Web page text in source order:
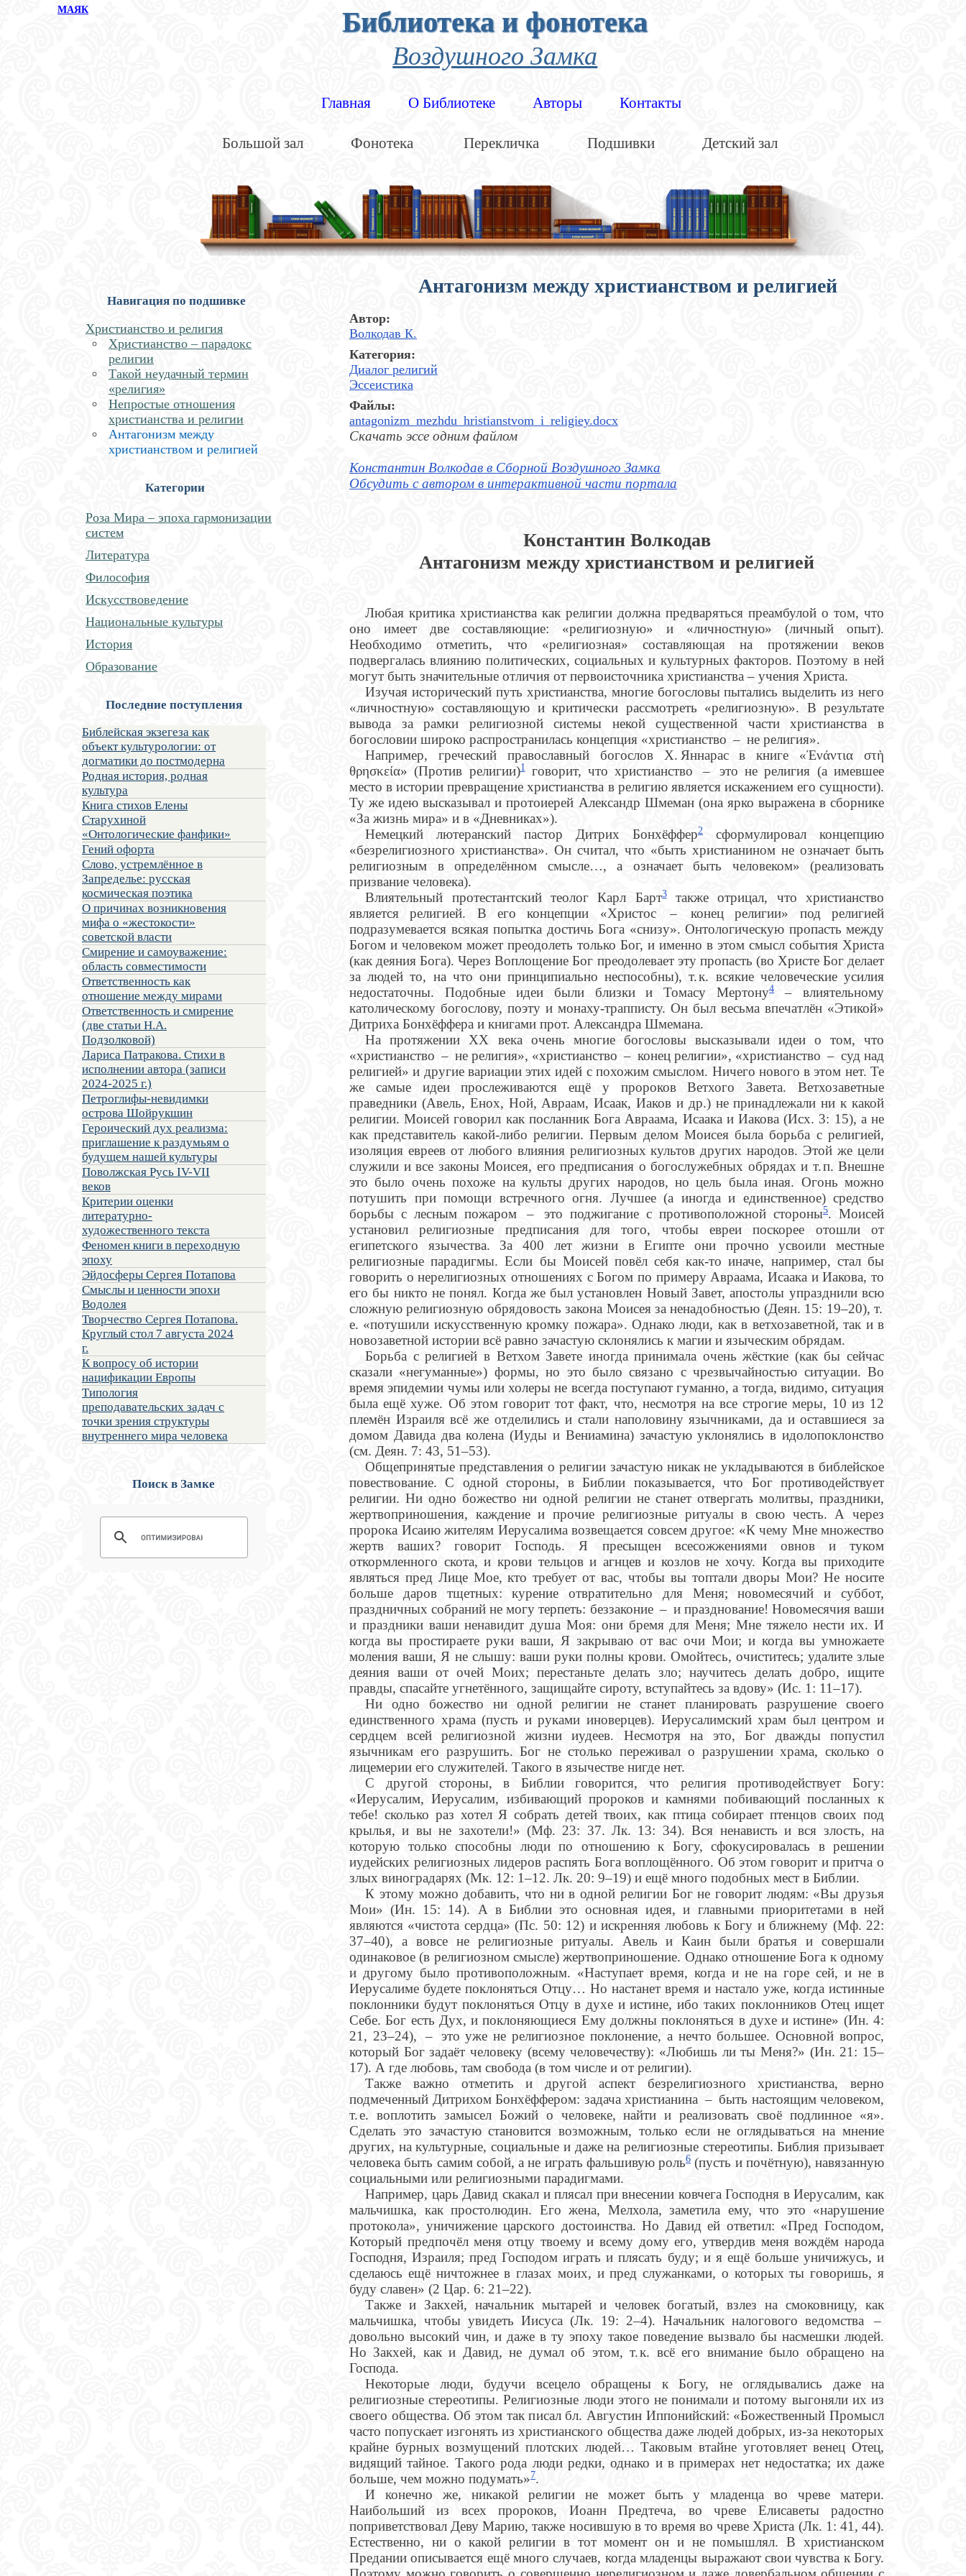
МАЯК Библиотека и фонотека
Воздушного Замка
Главная О Библиотеке Авторы Контакты
Большой зал Фонотека Перекличка Подшивки Детский зал
Навигация по подшивке
Христианство и религия
Христианство – парадокс
религии
Такой неудачный термин
«религия»
Непростые отношения
христианства и религии
Антагонизм между
христианством и религией
Категории
Роза Мира – эпоха гармонизации
систем
Литература
Философия
Искусствоведение
Национальные культуры
История
Образование
Последние поступления
Библейская экзегеза как
объект культурологии: от
догматики до постмодерна
Родная история, родная
культура
Книга стихов Елены
Старухиной
«Онтологические фанфики»
Гений офорта
Слово, устремлённое в
Запределье: русская
космическая поэтика
О причинах возникновения
мифа о «жестокости»
советской власти
Смирение и самоуважение:
область совместимости
Ответственность как
отношение между мирами
Ответственность и смирение
(две статьи Н.А.
Подзолковой)
Лариса Патракова. Стихи в
исполнении автора (записи
2024-2025 г.)
Петроглифы-невидимки
острова Шойрукшин
Героический дух реализма:
приглашение к раздумьям о
будущем нашей культуры
Поволжская Русь IV-VII
веков
Критерии оценки
литературно-
художественного текста
Феномен книги в переходную
эпоху
Эйдосферы Сергея Потапова
Смыслы и ценности эпохи
Водолея
Творчество Сергея Потапова.
Круглый стол 7 августа 2024
г.
К вопросу об истории
нацификации Европы
Типология
преподавательских задач с
точки зрения структуры
внутреннего мира человека
Поиск в Замке
Антагонизм между христианством и религией
Автор:
Волкодав К.
Категория:
Диалог религий
Эссеистика
Файлы:
antagonizm_mezhdu_hristianstvom_i_religiey.docx
Скачать эссе одним файлом
Константин Волкодав в Сборной Воздушного Замка
Обсудить с автором в интерактивной части портала
Константин Волкодав
Антагонизм между христианством и религией
Любая критика христианства как религии должна предваряться преамбулой о том, что
оно имеет две составляющие: «религиозную» и «личностную» (личный опыт).
Необходимо отметить, что «религиозная» составляющая на протяжении веков
подвергалась влиянию политических, социальных и культурных факторов. Поэтому в ней
могут быть значительные отличия от первоисточника христианства – учения Христа.
Изучая исторический путь христианства, многие богословы пытались выделить из него
«личностную» составляющую и критически рассмотреть «религиозную». В результате
вывода за рамки религиозной системы некой существенной части христианства в
богословии широко распространилась концепция «христианство – не религия».
Например, греческий православный богослов Х. Яннарас в книге «Ἐνάντια στὴ
θρησκεία» (Против религии)1говорит, что христианство – это не религия (а имевшее
место в истории превращение христианства в религию является искажением его сущности).
Ту же идею высказывал и протоиерей Александр Шмеман (она ярко выражена в сборнике
«За жизнь мира» и в «Дневниках»).
Немецкий лютеранский пастор Дитрих Бонхёффер2сформулировал концепцию
«безрелигиозного христианства». Он считал, что «быть христианином не означает быть
религиозным в определённом смысле…, а означает быть человеком» (реализовать
призвание человека).
Влиятельный протестантский теолог Карл Барт3также отрицал, что христианство
является религией. В его концепции «Христос – конец религии» под религией
подразумевается всякая попытка достичь Бога «снизу». Онтологическую пропасть между
Богом и человеком может преодолеть только Бог, и именно в этом смысл события Христа
(как деяния Бога). Через Воплощение Бог преодолевает эту пропасть (во Христе Бог делает
за людей то, на что они принципиально неспособны), т. к. всякие человеческие усилия
недостаточны. Подобные идеи были близки и Томасу Мертону4– влиятельному
католическому богослову, поэту и монаху-трапписту. Он был весьма впечатлён «Этикой»
Дитриха Бонхёффера и книгами прот. Александра Шмемана.
На протяжении XX века очень многие богословы высказывали идеи о том, что
«христианство – не религия», «христианство – конец религии», «христианство – суд над
религией» и другие вариации этих идей с похожим смыслом. Ничего нового в этом нет. Те
же самые идеи прослеживаются ещё у пророков Ветхого Завета. Ветхозаветные
праведники (Авель, Енох, Ной, Авраам, Исаак, Иаков и др.) не принадлежали ни к какой
религии. Моисей говорил как посланник Бога Авраама, Исаака и Иакова (Исх. 3: 15), а не
как представитель какой-либо религии. Первым делом Моисея была борьба с религией,
изоляция евреев от любого влияния религиозных культов других народов. Этой же цели
служили и все законы Моисея, его предписания о богослужебных обрядах и т. п. Внешне
это было очень похоже на культы других народов, но цель была иная. Огонь можно
потушить при помощи встречного огня. Лучшее (а иногда и единственное) средство
борьбы с лесным пожаром – это поджигание с противоположной стороны5. Моисей
установил религиозные предписания для того, чтобы евреи поскорее отошли от
египетского язычества. За 400 лет жизни в Египте они прочно усвоили местные
религиозные парадигмы. Если бы Моисей повёл себя как-то иначе, например, стал бы
говорить о нерелигиозных отношениях с Богом по примеру Авраама, Исаака и Иакова, то
его бы никто не понял. Когда же был установлен Новый Завет, апостолы упразднили всю
сложную религиозную обрядовость закона Моисея за ненадобностью (Деян. 15: 19–20), т.
е. «потушили искусственную кромку пожара». Однако люди, как в ветхозаветной, так и в
новозаветной истории всё равно зачастую склонялись к магии и языческим обрядам.
Борьба с религией в Ветхом Завете иногда принимала очень жёсткие (как бы сейчас
сказали «негуманные») формы, но это было связано с чрезвычайностью ситуации. Во
время эпидемии чумы или холеры не всегда поступают гуманно, а тогда, видимо, ситуация
была ещё хуже. Об этом говорит тот факт, что, несмотря на все строгие меры, 10 из 12
племён Израиля всё же отделились и стали наполовину язычниками, да и оставшиеся за
домом Давида два колена (Иуды и Вениамина) зачастую уклонялись в идолопоклонство
(см. Деян. 7: 43, 51–53).
Общепринятые представления о религии зачастую никак не укладываются в библейское
повествование. С одной стороны, в Библии показывается, что Бог противодействует
религии. Ни одно божество ни одной религии не станет отвергать молитвы, праздники,
жертвоприношения, каждение и прочие религиозные ритуалы в свою честь. А через
пророка Исаию жителям Иерусалима возвещается совсем другое: «К чему Мне множество
жертв ваших? говорит Господь. Я пресыщен всесожжениями овнов и туком
откормленного скота, и крови тельцов и агнцев и козлов не хочу. Когда вы приходите
являться пред Лице Мое, кто требует от вас, чтобы вы топтали дворы Мои? Не носите
больше даров тщетных: курение отвратительно для Меня; новомесячий и суббот,
праздничных собраний не могу терпеть: беззаконие – и празднование! Новомесячия ваши
и праздники ваши ненавидит душа Моя: они бремя для Меня; Мне тяжело нести их. И
когда вы простираете руки ваши, Я закрываю от вас очи Мои; и когда вы умножаете
моления ваши, Я не слышу: ваши руки полны крови. Омойтесь, очиститесь; удалите злые
деяния ваши от очей Моих; перестаньте делать зло; научитесь делать добро, ищите
правды, спасайте угнетённого, защищайте сироту, вступайтесь за вдову» (Ис. 1: 11–17).
Ни одно божество ни одной религии не станет планировать разрушение своего
единственного храма (пусть и руками иноверцев). Иерусалимский храм был центром и
сердцем всей религиозной жизни иудеев. Несмотря на это, Бог дважды попустил
язычникам его разрушить. Бог не столько переживал о разрушении храма, сколько о
лицемерии его служителей. Такого в язычестве нигде нет.
С другой стороны, в Библии говорится, что религия противодействует Богу:
«Иерусалим, Иерусалим, избивающий пророков и камнями побивающий посланных к
тебе! сколько раз хотел Я собрать детей твоих, как птица собирает птенцов своих под
крылья, и вы не захотели!» (Мф. 23: 37. Лк. 13: 34). Вся ненависть и вся злость, на
которую только способны люди по отношению к Богу, сфокусировалась в решении
иудейских религиозных лидеров распять Бога воплощённого. Об этом говорит и притча о
злых виноградарях (Мк. 12: 1–12. Лк. 20: 9–19) и ещё много подобных мест в Библии.
К этому можно добавить, что ни в одной религии Бог не говорит людям: «Вы друзья
Мои» (Ин. 15: 14). А в Библии это основная идея, и главными приоритетами в ней
являются «чистота сердца» (Пс. 50: 12) и искренняя любовь к Богу и ближнему (Мф. 22:
37–40), а вовсе не религиозные ритуалы. Авель и Каин были братья и совершали
одинаковое (в религиозном смысле) жертвоприношение. Однако отношение Бога к одному
и другому было противоположным. «Наступает время, когда и не на горе сей, и не в
Иерусалиме будете поклоняться Отцу… Но настанет время и настало уже, когда истинные
поклонники будут поклоняться Отцу в духе и истине, ибо таких поклонников Отец ищет
Себе. Бог есть Дух, и поклоняющиеся Ему должны поклоняться в духе и истине» (Ин. 4:
21, 23–24), – это уже не религиозное поклонение, а нечто большее. Основной вопрос,
который Бог задаёт человеку (всему человечеству): «Любишь ли ты Меня?» (Ин. 21: 15–
17). А где любовь, там свобода (в том числе и от религии).
Также важно отметить и другой аспект безрелигиозного христианства, верно
подмеченный Дитрихом Бонхёффером: задача христианина – быть настоящим человеком,
т. е. воплотить замысел Божий о человеке, найти и реализовать своё подлинное «я».
Сделать это зачастую становится возможным, только если не оглядываться на мнение
других, на культурные, социальные и даже на религиозные стереотипы. Библия призывает
человека быть самим собой, а не играть фальшивую роль6 (пусть и почётную), навязанную
социальными или религиозными парадигмами.
Например, царь Давид скакал и плясал при внесении ковчега Господня в Иерусалим, как
мальчишка, как простолюдин. Его жена, Мелхола, заметила ему, что это «нарушение
протокола», уничижение царского достоинства. Но Давид ей ответил: «Пред Господом,
Который предпочёл меня отцу твоему и всему дому его, утвердив меня вождём народа
Господня, Израиля; пред Господом играть и плясать буду; и я ещё больше уничижусь, и
сделаюсь ещё ничтожнее в глазах моих, и пред служанками, о которых ты говоришь, я
буду славен» (2 Цар. 6: 21–22).
Также и Закхей, начальник мытарей и человек богатый, взлез на смоковницу, как
мальчишка, чтобы увидеть Иисуса (Лк. 19: 2–4). Начальник налогового ведомства –
довольно высокий чин, и даже в ту эпоху такое поведение вызвало бы насмешки людей.
Но Закхей, как и Давид, не думал об этом, т. к. всё его внимание было обращено на
Господа.
Некоторые люди, будучи всецело обращены к Богу, не оглядывались даже на
религиозные стереотипы. Религиозные люди этого не понимали и потому выгоняли их из
своего общества. Об этом так писал бл. Августин Иппонийский: «Божественный Промысл
часто попускает изгонять из христианского общества даже людей добрых, из-за некоторых
крайне бурных возмущений плотских людей… Таковым втайне уготовляет венец Отец,
видящий тайное. Такого рода люди редки, однако и в примерах нет недостатка; их даже
больше, чем можно подумать»7.
И конечно же, никакой религии не может быть у младенца во чреве матери.
Наибольший из всех пророков, Иоанн Предтеча, во чреве Елисаветы радостно
поприветствовал Деву Марию, также носившую в то время во чреве Христа (Лк. 1: 41, 44).
Естественно, ни о какой религии в тот момент он и не помышлял. В христианском
Предании описывается ещё много случаев, когда младенцы выражают свои чувства к Богу.